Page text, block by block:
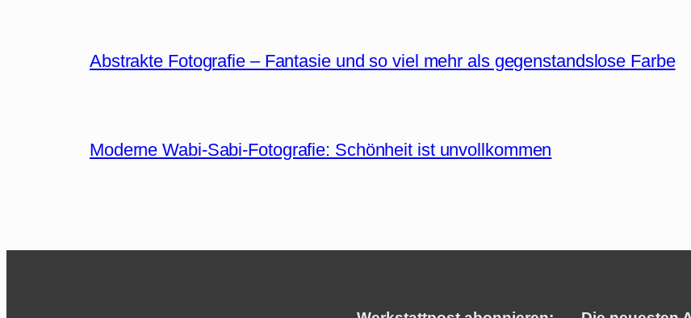
Abstrakte Fotografie – Fantasie und so viel mehr als gegenstandslose Farbe
Moderne Wabi-Sabi-Fotografie: Schönheit ist unvollkommen